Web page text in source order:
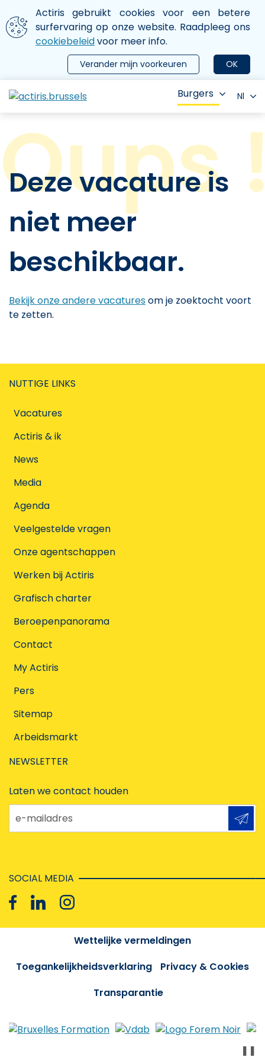
Aller au contenu principal
We gebruiken cookies
Actiris gebruikt cookies voor een betere
surfervaring op onze website. Raadpleeg ons
cookiebeleidvoor meer info.
OK
Verander mijn voorkeuren
le menu
Burgers Nl
Deze vacature is
niet meer
beschikbaar.
Bekijk onze andere vacaturesom je zoektocht voort
te zetten.
NUTTIGE LINKS
Vacatures
Actiris & ik
News
Media
Agenda
Veelgestelde vragen
Onze agentschappen
Werken bij Actiris
Grafisch charter
Beroepenpanorama
Contact
My Actiris
Pers
Sitemap
Arbeidsmarkt
NEWSLETTER
Laten we contact houden
e-mailadres
SOCIAL MEDIA
Wettelijke vermeldingen
Toegankelijkheidsverklaring
Privacy & Cookies
Transparantie
❚❚